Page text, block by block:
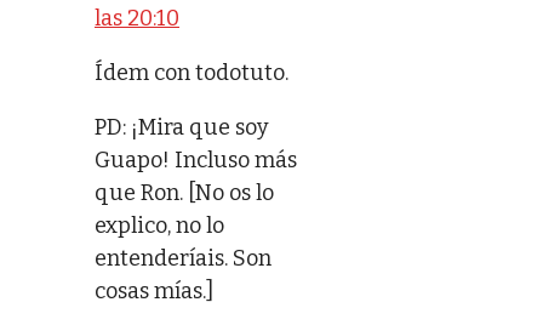
las 20:10
Ídem con todotuto.
PD: ¡Mira que soy
Guapo! Incluso más
que Ron. [No os lo
explico, no lo
entenderíais. Son
cosas mías.]